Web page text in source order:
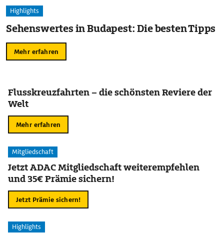
Highlights
Sehenswertes in Budapest: Die besten Tipps
Mehr erfahren
Flusskreuzfahrten – die schönsten Reviere der
Welt
Mehr erfahren
Mitgliedschaft
Jetzt ADAC Mitgliedschaft weiterempfehlen
und 35€ Prämie sichern!
Jetzt Prämie sichern!
Highlights